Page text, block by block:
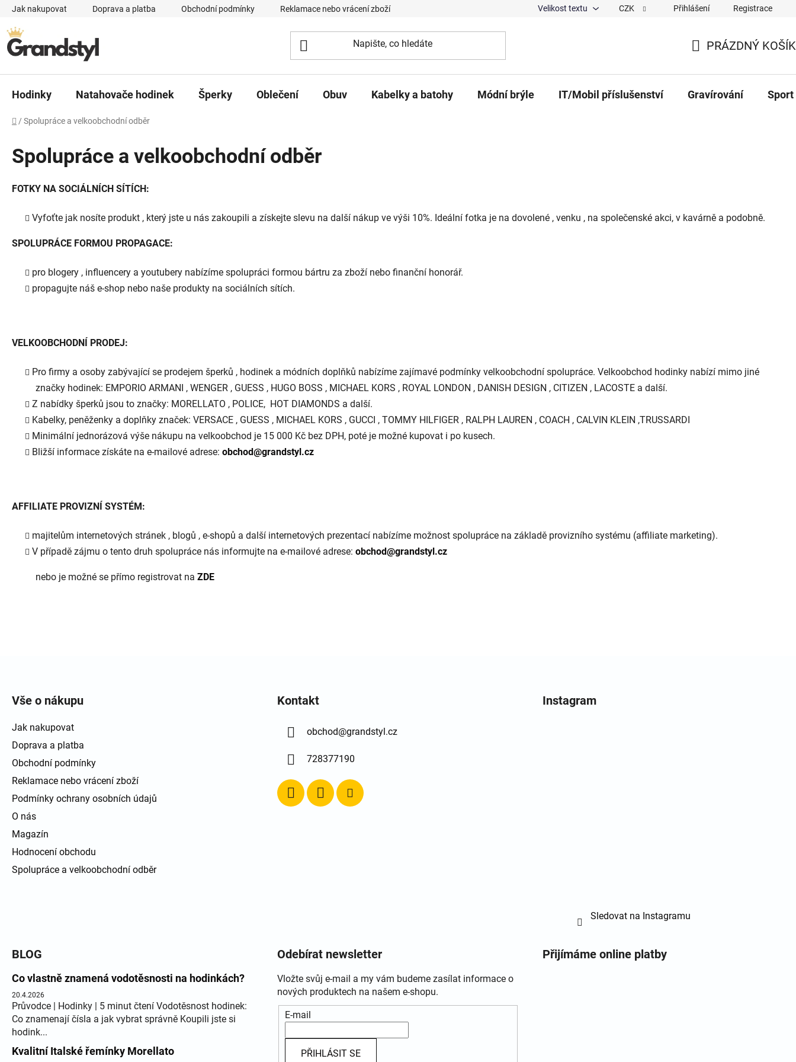
Přejít na obsah
Jak nakupovat Doprava a platba Obchodní podmínky Reklamace nebo vrácení zboží Podmínky ochrany osobních údajů O nás Magazín Hodnocení obchodu
Velikost textu CZK Přihlášení Registrace
PRÁZDNÝ KOŠÍK
Hodinky Natahovače hodinek Šperky Oblečení Obuv Kabelky a batohy Módní brýle IT/Mobil příslušenství Gravírování Sport
Domů
/ Spolupráce a velkoobchodní odběr
Spolupráce a velkoobchodní odběr
FOTKY NA SOCIÁLNÍCH SÍTÍCH:
Vyfoťte jak nosíte produkt , který jste u nás zakoupili a získejte slevu na další nákup ve výši 10%. Ideální fotka je na dovolené , venku , na společenské akci, v kavárně a podobně.
SPOLUPRÁCE FORMOU PROPAGACE:
pro blogery , influencery a youtubery nabízíme spolupráci formou bártru za zboží nebo finanční honorář.
propagujte náš e-shop nebo naše produkty na sociálních sítích.
VELKOOBCHODNÍ PRODEJ:
Pro firmy a osoby zabývající se prodejem šperků , hodinek a módních doplňků nabízíme zajímavé podmínky velkoobchodní spolupráce. Velkoobchod hodinky nabízí mimo jiné
značky hodinek: EMPORIO ARMANI , WENGER , GUESS , HUGO BOSS , MICHAEL KORS , ROYAL LONDON , DANISH DESIGN , CITIZEN , LACOSTE a další.
Z nabídky šperků jsou to značky: MORELLATO , POLICE, HOT DIAMONDS a další.
Kabelky, peněženky a doplňky značek: VERSACE , GUESS , MICHAEL KORS , GUCCI , TOMMY HILFIGER , RALPH LAUREN , COACH , CALVIN KLEIN ,TRUSSARDI
Minimální jednorázová výše nákupu na velkoobchod je 15 000 Kč bez DPH, poté je možné kupovat i po kusech.
Bližší informace získáte na e-mailové adrese: obchod@grandstyl.cz
AFFILIATE PROVIZNÍ SYSTÉM:
majitelům internetových stránek , blogů , e-shopů a další internetových prezentací nabízíme možnost spolupráce na základě provizního systému (affiliate marketing).
V případě zájmu o tento druh spolupráce nás informujte na e-mailové adrese: obchod@grandstyl.cz
nebo je možné se přímo registrovat na ZDE
Vše o nákupu
Jak nakupovat
Doprava a platba
Obchodní podmínky
Reklamace nebo vrácení zboží
Podmínky ochrany osobních údajů
O nás
Magazín
Hodnocení obchodu
Spolupráce a velkoobchodní odběr
Kontakt
obchod@grandstyl.cz
728377190
Instagram
Sledovat na Instagramu
BLOG
Co vlastně znamená vodotěsnosti na hodinkách?
20.4.2026
Průvodce | Hodinky | 5 minut čtení Vodotěsnost hodinek:
Co znamenají čísla a jak vybrat správně Koupili jste si
hodink...
Kvalitní Italské řemínky Morellato
Odebírat newsletter
Vložte svůj e-mail a my vám budeme zasílat informace o
nových produktech na našem e-shopu.
E-mail
PŘIHLÁSIT SE
Přijímáme online platby